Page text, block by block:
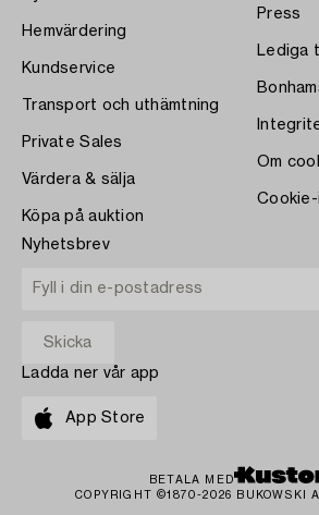
Hemvärdering
Kundservice
Transport och uthämtning
Private Sales
Värdera & sälja
Köpa på auktion
Press
Lediga
Om
Nyhetsbrev
Ladda ner vår app
App Store
BETALA MED
COPYRIGHT ©1870-2026 BUKOWSKI